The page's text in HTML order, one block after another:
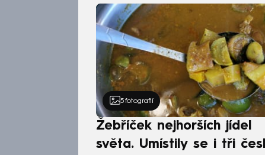
5 fotografií
Žebříček nejhorších jídel
světa. Umístily se i tři